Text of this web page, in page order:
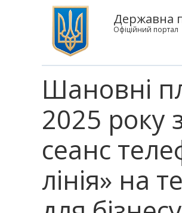
Державна
Офіційний портал
Шановні
2025 року
сеанс
лінія» на